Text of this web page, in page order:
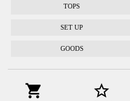
TOPS
SET UP
GOODS
shopping_cart star_border